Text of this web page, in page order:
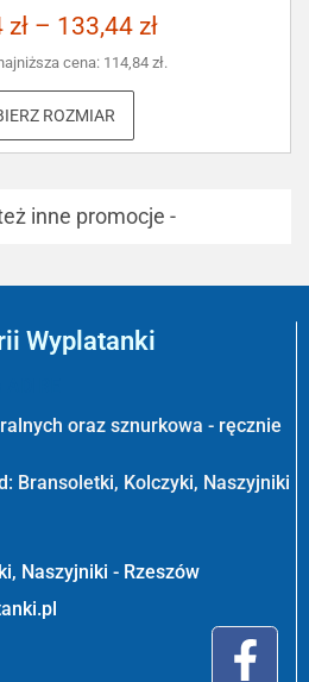
zł – 133,44 zł
cena: 114,84 zł.
ROZMIAR
inne promocje -
Wyplatanki
oraz sznurkowa - ręcznie
Bransoletki, Kolczyki, Naszyjniki
Naszyjniki - Rzeszów